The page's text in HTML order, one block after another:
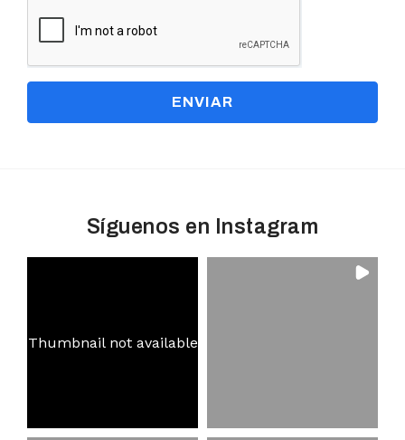
ENVIAR
Síguenos en Instagram
Thumbnail not available